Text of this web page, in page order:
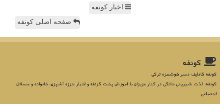
اخبار کونفه
صفحه اصلی کونفه
كونفه
کونفه کادایف دسر خوشمزه ترکی
کونفه، لذت شیرینی خانگی در کنار عزیزان با آموزش پخت کونفه و اخبار حوزه آشپزی، خانواده و مسائل
اجتماعی